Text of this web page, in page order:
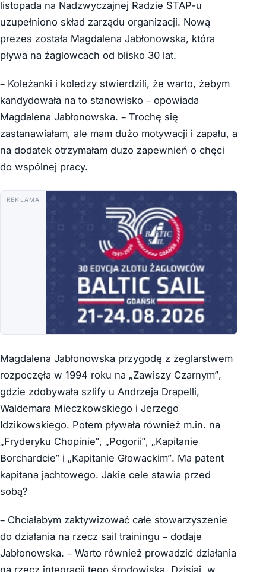
listopada na Nadzwyczajnej Radzie STAP-u
uzupełniono skład zarządu organizacji. Nową
prezes została Magdalena Jabłonowska, która
pływa na żaglowcach od blisko 30 lat.
– Koleżanki i koledzy stwierdzili, że warto, żebym
kandydowała na to stanowisko – opowiada
Magdalena Jabłonowska. – Trochę się
zastanawiałam, ale mam dużo motywacji i zapału, a
na dodatek otrzymałam dużo zapewnień o chęci
do wspólnej pracy.
REKLAMA
Magdalena Jabłonowska przygodę z żeglarstwem
rozpoczęła w 1994 roku na „Zawiszy Czarnym”,
gdzie zdobywała szlify u Andrzeja Drapelli,
Waldemara Mieczkowskiego i Jerzego
Idzikowskiego. Potem pływała również m.in. na
„Fryderyku Chopinie”, „Pogorii”, „Kapitanie
Borchardcie” i „Kapitanie Głowackim”. Ma patent
kapitana jachtowego. Jakie cele stawia przed
sobą?
– Chciałabym zaktywizować całe stowarzyszenie
do działania na rzecz sail trainingu – dodaje
Jabłonowska. – Warto również prowadzić działania